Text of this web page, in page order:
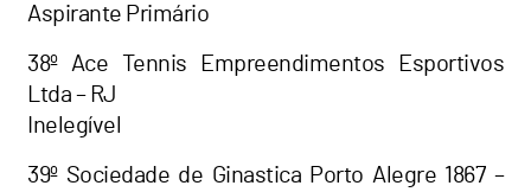
Aspirante Primário
38º Ace Tennis Empreendimentos Esportivos
Ltda – RJ
Inelegível
39º Sociedade de Ginastica Porto Alegre 1867 –